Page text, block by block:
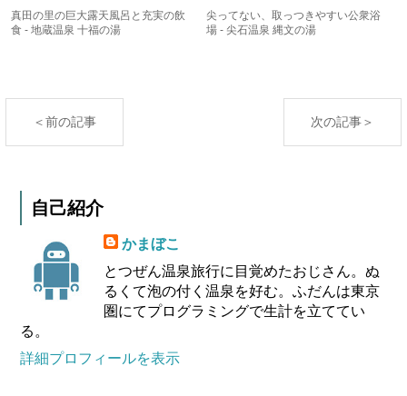
真田の里の巨大露天風呂と充実の飲
食 - 地蔵温泉 十福の湯
尖ってない、取っつきやすい公衆浴
場 - 尖石温泉 縄文の湯
＜前の記事 次の記事＞
自己紹介
かまぼこ
とつぜん温泉旅行に目覚めたおじさん。ぬ
るくて泡の付く温泉を好む。ふだんは東京
圏にてプログラミングで生計を立ててい
る。
詳細プロフィールを表示